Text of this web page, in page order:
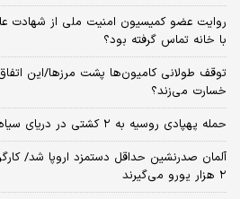
روایت عضو کمیسیون امنیت ملی از شهادت
با خانه تماس گرفته بود؟
توقف طولانی کامیون‌ها پشت مرزها/این
خسارت می‌زند؟
حمله پهپادی روسیه به ۲ کشتی در دریای سیاه
آلمان صدرنشین حداقل دستمزد اروپا شد/
۲ هزار یورو می‌گیرند